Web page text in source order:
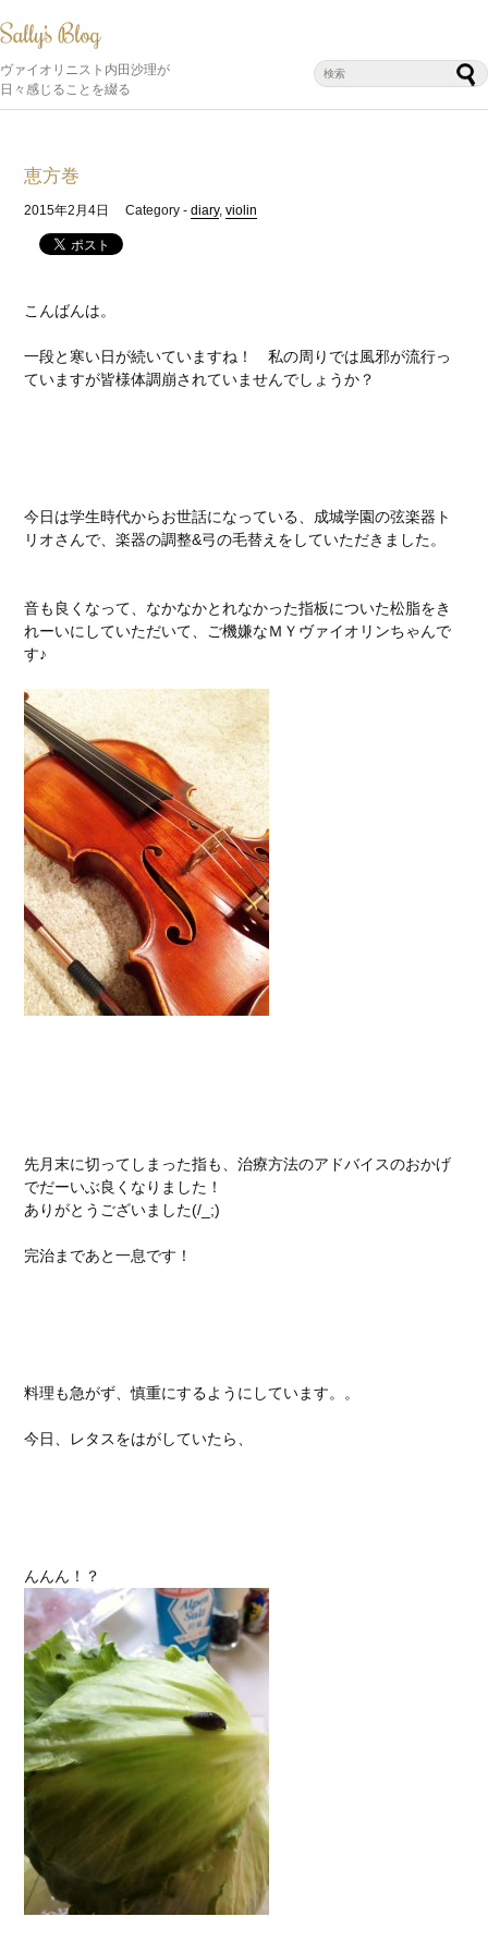
ヴァイオリニスト内田沙理が
日々感じることを綴る
恵方巻
2015年2月4日 Category -diary,violin
こんばんは。
一段と寒い日が続いていますね！ 私の周りでは風邪が流行っ
ていますが皆様体調崩されていませんでしょうか？
今日は学生時代からお世話になっている、成城学園の弦楽器ト
リオさんで、楽器の調整&弓の毛替えをしていただきました。
音も良くなって、なかなかとれなかった指板についた松脂をき
れーいにしていただいて、ご機嫌なＭＹヴァイオリンちゃんで
す♪
先月末に切ってしまった指も、治療方法のアドバイスのおかげ
でだーいぶ良くなりました！
ありがとうございました(/_;)
完治まであと一息です！
料理も急がず、慎重にするようにしています。。
今日、レタスをはがしていたら、
んんん！？